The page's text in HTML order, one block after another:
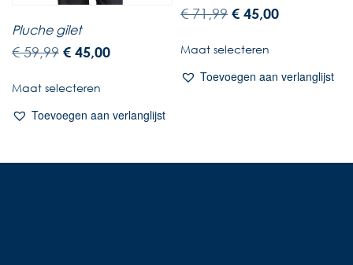
Pluche gilet
€59,99 € 45,00
Maat selecteren
Toevoegen aan verlanglijst
€71,99 € 45,00
Maat selecteren
Toevoegen aan verlanglijst